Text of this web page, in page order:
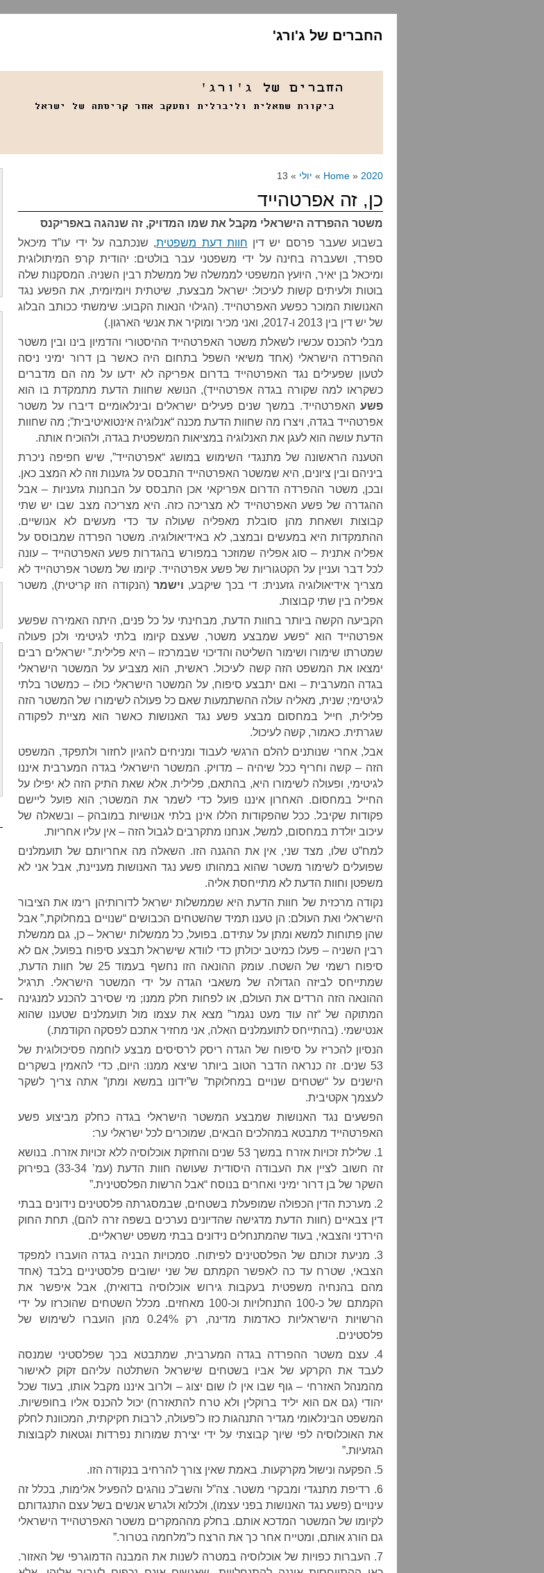
החברים של ג'ורג'
Home » 2020
» יולי » 13
כן, זה אפרטהייד
משטר ההפרדה הישראלי מקבל את שמו המדויק, זה שנהגה באפריקנס
בשבוע שעבר פרסם יש דין חוות דעת משפטית, שנכתבה על ידי עו”ד מיכאל
ספרד, ושעברה בחינה על ידי משפטני עבר בולטים: יהודית קרפ המיתולוגית
ומיכאל בן יאיר, היועץ המשפטי לממשלה של ממשלת רבין השניה. המסקנות שלה
בוטות ולעיתים קשות לעיכול: ישראל מבצעת, שיטתית ויומיומית, את הפשע נגד
האנושות המוכר כפשע האפרטהייד. (הגילוי הנאות הקבוע: שימשתי ככותב הבלוג
של יש דין בין 2013 ו-2017, ואני מכיר ומוקיר את אנשי הארגון.)
מבלי להכנס עכשיו לשאלת משטר האפרטהייד ההיסטורי והדמיון בינו ובין משטר
ההפרדה הישראלי (אחד משיאי השפל בתחום היה כאשר בן דרור ימיני ניסה
לטעון שפעילים נגד האפרטהייד בדרום אפריקה לא ידעו על מה הם מדברים
כשקראו למה שקורה בגדה אפרטהייד), הנושא שחוות הדעת מתמקדת בו הוא
פשע האפרטהייד. במשך שנים פעילים ישראלים ובינלאומיים דיברו על משטר
אפרטהייד בגדה, ויצרו מה שחוות הדעת מכנה “אנלוגיה אינטואיטיבית”; מה שחוות
הדעת עושה הוא לעגן את האנלוגיה במציאות המשפטית בגדה, ולהוכיח אותה.
הטענה הראשונה של מתנגדי השימוש במושג “אפרטהייד”, שיש חפיפה ניכרת
ביניהם ובין ציונים, היא שמשטר האפרטהייד התבסס על גזענות וזה לא המצב כאן.
ובכן, משטר ההפרדה הדרום אפריקאי אכן התבסס על הבחנות גזעניות – אבל
ההגדרה של פשע האפרטהייד לא מצריכה כזה. היא מצריכה מצב שבו יש שתי
קבוצות ושאחת מהן סובלת מאפליה שעולה עד כדי מעשים לא אנושיים.
ההתמקדות היא במעשים ובמצב, לא באידיאולוגיה. משטר הפרדה שמבוסס על
אפליה אתנית – סוג אפליה שמוזכר במפורש בהגדרות פשע האפרטהייד – עונה
לכל דבר ועניין על הקטגוריות של פשע אפרטהייד. קיומו של משטר אפרטהייד לא
מצריך אידיאולוגיה גזענית: די בכך שיקבע, וישמר (הנקודה הזו קריטית), משטר
אפליה בין שתי קבוצות.
הקביעה הקשה ביותר בחוות הדעת, מבחינתי על כל פנים, היתה האמירה שפשע
אפרטהייד הוא “פשע שמבצע משטר, שעצם קיומו בלתי לגיטימי ולכן פעולה
שמטרתו שימורו ושימור השליטה והדיכוי שבמרכזו – היא פלילית.” ישראלים רבים
ימצאו את המשפט הזה קשה לעיכול. ראשית, הוא מצביע על המשטר הישראלי
בגדה המערבית – ואם יתבצע סיפוח, על המשטר הישראלי כולו – כמשטר בלתי
לגיטימי; שנית, מאליה עולה ההשתמעות שאם כל פעולה לשימורו של המשטר הזה
פלילית, חייל במחסום מבצע פשע נגד האנושות כאשר הוא מציית לפקודה
שגרתית. כאמור, קשה לעיכול.
אבל, אחרי שנותנים להלם הרגשי לעבוד ומניחים להגיון לחזור ולתפקד, המשפט
הזה – קשה וחריף ככל שיהיה – מדויק. המשטר הישראלי בגדה המערבית איננו
לגיטימי, ופעולה לשימורו היא, בהתאם, פלילית. אלא שאת התיק הזה לא יפילו על
החייל במחסום. האחרון איננו פועל כדי לשמר את המשטר; הוא פועל ליישם
פקודות שקיבל. ככל שהפקודות הללו אינן בלתי אנושיות במובהק – ובשאלה של
עיכוב יולדת במחסום, למשל, אנחנו מתקרבים לגבול הזה – אין עליו אחריות.
למח”ט שלו, מצד שני, אין את ההגנה הזו. השאלה מה אחריותם של תועמלנים
שפועלים לשימור משטר שהוא במהותו פשע נגד האנושות מעניינת, אבל אני לא
משפטן וחוות הדעת לא מתייחסת אליה.
נקודה מרכזית של חוות הדעת היא שממשלות ישראל לדורותיהן רימו את הציבור
הישראלי ואת העולם: הן טענו תמיד שהשטחים הכבושים “שנויים במחלוקת,” אבל
שהן פתוחות למשא ומתן על עתידם. בפועל, כל ממשלות ישראל – כן, גם ממשלת
רבין השניה – פעלו כמיטב יכולתן כדי לוודא שישראל תבצע סיפוח בפועל, אם לא
סיפוח רשמי של השטח. עומק ההונאה הזו נחשף בעמוד 25 של חוות הדעת,
שמתייחס לביזה הגדולה של משאבי הגדה על ידי המשטר הישראלי. תרגיל
ההונאה הזה הרדים את העולם, או לפחות חלק ממנו; מי שסירב להכנע למנגינה
המתוקה של “זה עוד מעט נגמר” מצא את עצמו מול תועמלנים שטענו שהוא
אנטישמי. (בהתייחס לתועמלנים האלה, אני מחזיר אתכם לפסקה הקודמת.)
הנסיון להכריז על סיפוח של הגדה ריסק לרסיסים מבצע לוחמה פסיכולוגית של
53 שנים. זה כנראה הדבר הטוב ביותר שיצא ממנו: היום, כדי להאמין בשקרים
הישנים על “שטחים שנויים במחלוקת” ש”ידונו במשא ומתן” אתה צריך לשקר
לעצמך אקטיבית.
הפשעים נגד האנושות שמבצע המשטר הישראלי בגדה כחלק מביצוע פשע
האפרטהייד מתבטא במהלכים הבאים, שמוכרים לכל ישראלי ער:
1. שלילת זכויות אזרח במשך 53 שנים והחזקת אוכלוסיה ללא זכויות אזרח. בנושא
זה חשוב לציין את העבודה היסודית שעושה חוות הדעת (עמ’ 33-34) בפירוק
השקר של בן דרור ימיני ואחרים בנוסח “אבל הרשות הפלסטינית.”
2. מערכת הדין הכפולה שמופעלת בשטחים, שבמסגרתה פלסטינים נידונים בבתי
דין צבאיים (חוות הדעת מדגישה שהדיונים נערכים בשפה זרה להם), תחת החוק
הירדני והצבאי, בעוד שהמתנחלים נידונים בבתי משפט ישראליים.
3. מניעת זכותם של הפלסטינים לפיתוח. סמכויות הבניה בגדה הועברו למפקד
הצבאי, שטרח עד כה לאפשר הקמתם של שני ישובים פלסטיניים בלבד (אחד
מהם בהנחיה משפטית בעקבות גירוש אוכלוסיה בדואית), אבל איפשר את
הקמתם של כ-100 התנחלויות וכ-100 מאחזים. מכלל השטחים שהוכרזו על ידי
הרשויות הישראליות כאדמות מדינה, רק 0.24% מהן הועברו לשימוש של
פלסטינים.
4. עצם משטר ההפרדה בגדה המערבית, שמתבטא בכך שפלסטיני שמנסה
לעבד את הקרקע של אביו בשטחים שישראל השתלטה עליהם זקוק לאישור
מהמנהל האזרחי – גוף שבו אין לו שום יצוג – ולרוב איננו מקבל אותו, בעוד שכל
יהודי (גם אם הוא יליד ברוקלין ולא טרח להתאזרח) יכול להכנס אליו בחופשיות.
המשפט הבינלאומי מגדיר התנהגות כזו כ”פעולה, לרבות חקיקתית, המכוונת לחלק
את האוכלוסיה לפי שיוך קבוצתי על ידי יצירת שמורות נפרדות וגטאות לקבוצות
הגזעיות.”
5. הפקעה ונישול מקרקעות. באמת שאין צורך להרחיב בנקודה הזו.
6. רדיפת מתנגדי ומבקרי משטר. צה”ל והשב”כ נוהגים להפעיל אלימות, בכלל זה
עינויים (פשע נגד האנושות בפני עצמו), ולכלוא ולגרש אנשים בשל עצם התנגדותם
לקיומו של המשטר המדכא אותם. בחלק מההמקרים משטר האפרטהייד הישראלי
גם הורג אותם, ומטייח אחר כך את הרצח כ”מלחמה בטרור.”
7. העברות כפויות של אוכלוסיה במטרה לשנות את המבנה הדמוגרפי של האזור.